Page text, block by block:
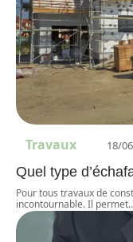
Travaux 18/
Quel type
Pour tous travaux de
incontournable. Il permet